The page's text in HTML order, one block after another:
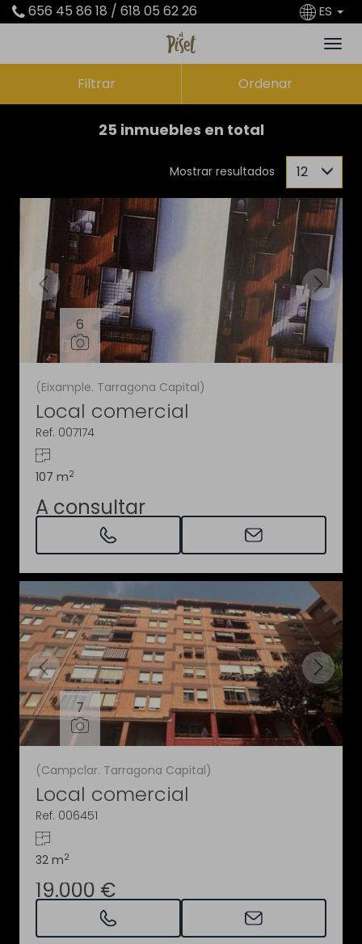
656 45 86 18 / 618 05 62 26 ES
Filtrar Ordenar
25 inmuebles en total
Mostrar resultados 12
6
(Eixample. Tarragona Capital)
Local comercial
Ref. 007174
107 m2
A consultar
7
(Campclar. Tarragona Capital)
Local comercial
Ref. 006451
32 m2
19.000 €